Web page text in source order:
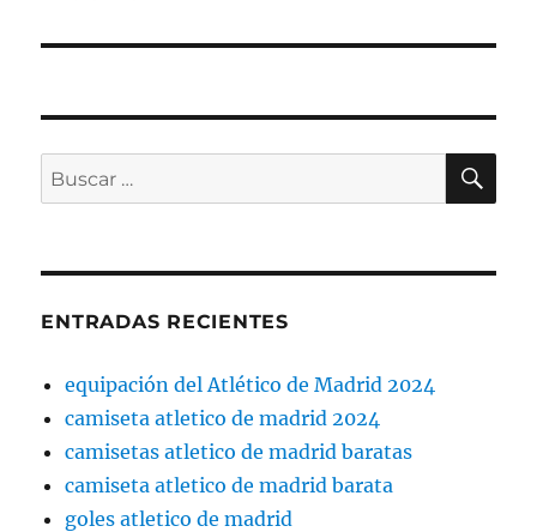
Buscar
por:
ENTRADAS RECIENTES
equipación del Atlético de Madrid 2024
camiseta atletico de madrid 2024
camisetas atletico de madrid baratas
camiseta atletico de madrid barata
goles atletico de madrid